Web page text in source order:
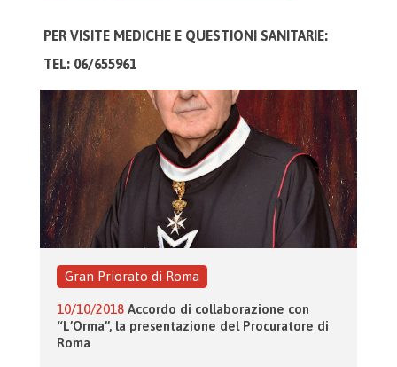
PER VISITE MEDICHE E QUESTIONI SANITARIE:
TEL: 06/655961
Gran Priorato di Roma
10/10/2018 Accordo di collaborazione con
“L’Orma”, la presentazione del Procuratore di
Roma